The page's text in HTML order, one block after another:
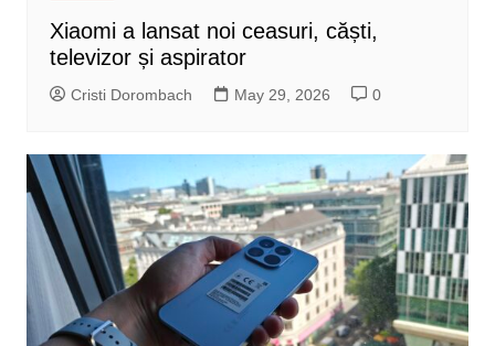
Xiaomi a lansat noi ceasuri, căști,
televizor și aspirator
Cristi Dorombach May 29, 2026 0